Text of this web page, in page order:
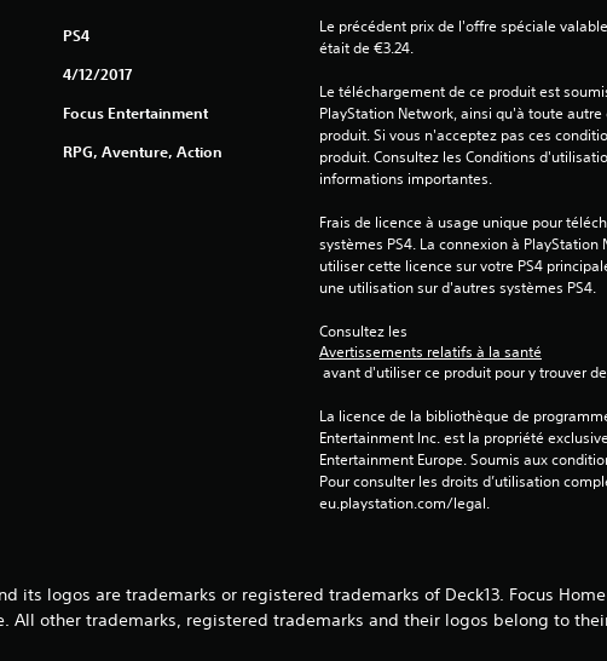
PS4
4/12/2017
Focus Entertainment
RPG, Aventure, Action
Le précédent prix de l'offre spéciale
était de €3.24.
Le téléchargement de ce produit est
PlayStation Network, ainsi qu'à toute
produit. Si vous n'acceptez pas ces
produit. Consultez les Conditions
informations importantes.
Frais de licence à usage unique pour
systèmes PS4. La connexion à
utiliser cette licence sur votre PS4
une utilisation sur d'autres systèmes PS4.
Consultez les
Avertissements relatifs à la santé
avant d'utiliser ce produit pour y trouver
La licence de la bibliothèque de
Entertainment Inc. est la propriété
Entertainment Europe. Soumis aux
Pour consulter les droits d’utilisation
eu.playstation.com/legal.
its logos are trademarks or registered trademarks of Deck13. Focus
All other trademarks, registered trademarks and their logos belong to